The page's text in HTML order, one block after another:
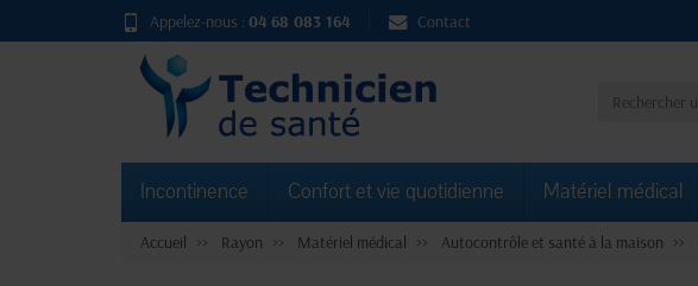
Appelez-nous : 04 68 083 164 Contact
Incontinence Confort et vie quotidienne Matériel médical
Accueil Rayon Matériel médical Autocontrôle et santé à la maison